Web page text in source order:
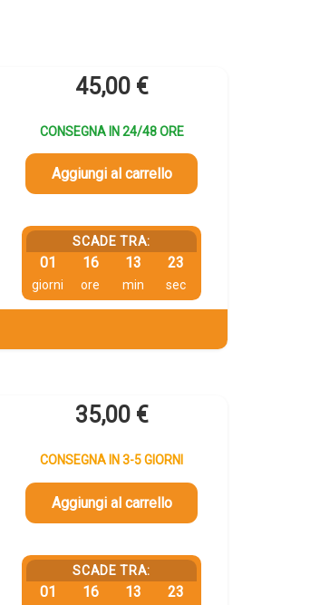
45,00 €
CONSEGNA IN 24/48 ORE
Aggiungi al carrello
SCADE TRA:
01
giorni
16
ore
13
min
22
sec
35,00 €
CONSEGNA IN 3-5 GIORNI
Aggiungi al carrello
SCADE TRA:
01 16 13 22